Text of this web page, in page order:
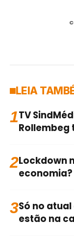
LEIA
1TV
2Lockdown
economia?
3Só no
estão na